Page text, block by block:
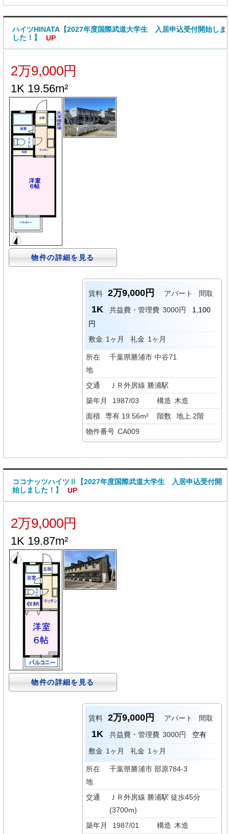
ハイツHINATA【2027年度国際武道大学生 入居申込受付開始しま
した！】
UP
2万9,000円
1K 19.56m²
物件の詳細を見る
賃料 2万9,000円 アパート 間取
1K 共益費・管理費 3000円
1,100
円
敷金 1ヶ月 礼金 1ヶ月
所在
地
千葉県勝浦市 中谷71
交通
ＪＲ外房線 勝浦駅
築年月
1987/03 構造 木造
面積
専有 19.56m² 階数
地上 2階
物件番号 CA009
ココナッツハイツⅡ【2027年度国際武道大学生 入居申込受付開
始しました！】
UP
2万9,000円
1K 19.87m²
物件の詳細を見る
賃料 2万9,000円 アパート 間取
1K 共益費・管理費 3000円
空有
敷金 1ヶ月 礼金 1ヶ月
所在
地
千葉県勝浦市 部原784-3
交通
ＪＲ外房線 勝浦駅 徒歩45分
(3700m)
築年月
1987/01 構造 木造